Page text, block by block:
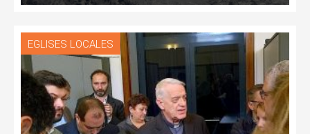
EGLISES LOCALES